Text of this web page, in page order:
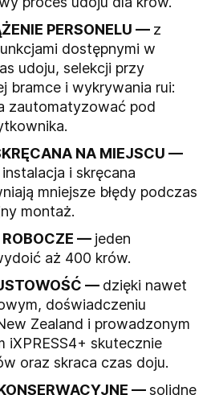
PERSONELU — z
dostępnymi w
udoju, selekcji przy
bramce i wykrywania rui:
zautomatyzować pod
NA MIEJSCU —
i skręcana
mniejsze błędy podczas
montaż.
ROBOCZE — jeden
aż 400 krów.
— dzięki nawet
doświadczeniu
Zealand i prowadzonym
iXPRESS4+ skutecznie
oraz skraca czas doju.
—solidne